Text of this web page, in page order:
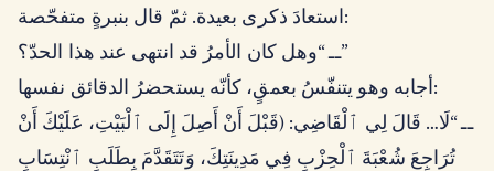
استعادَ ذكرى بعيدة. ثمّ قال بنبرةٍ متفحّصة:
ــ “وهل كان الأمرُ قد انتهى عند هذا الحدّ؟”
أجابه وهو يتنفّسُ بعمقٍ، كأنّه يستحضرُ الدقائق نفسها:
ــ “لَا… قَالَ لِي ٱلْقَاضِي: (قَبْلَ أَنْ أَصِلَ إِلَى ٱلْبَيْتِ، عَلَيْكَ أَنْ
تُرَاجِعَ شُعْبَةَ ٱلْحِزْبِ فِي مَدِينَتِكَ، وَتَتَقَدَّمَ بِطَلَبِ ٱنْتِسَابٍ